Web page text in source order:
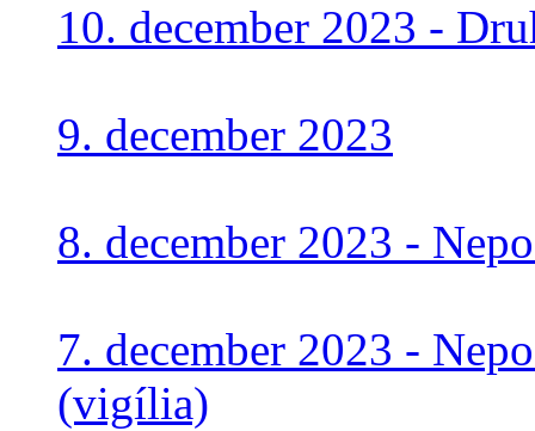
10. december 2023 -
9. december 2023
8. december 2023 -
7. december 2023 -
(vigília)